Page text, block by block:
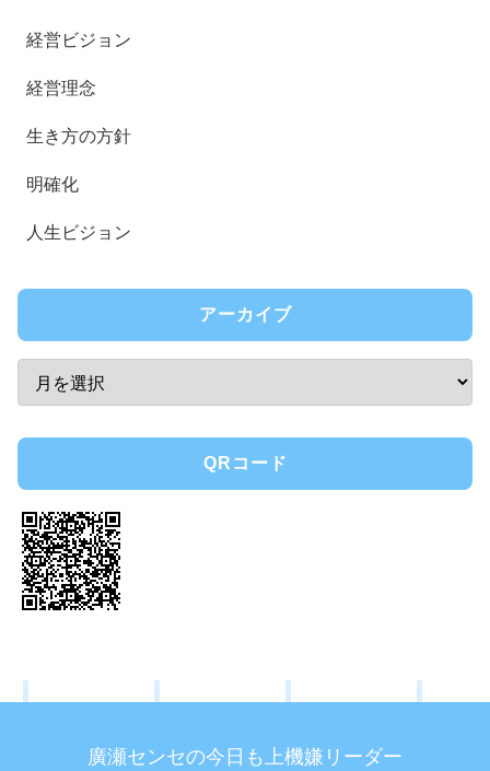
経営ビジョン
経営理念
生き方の方針
明確化
人生ビジョン
アーカイブ
QRコード
廣瀬センセの今日も上機嫌リーダー